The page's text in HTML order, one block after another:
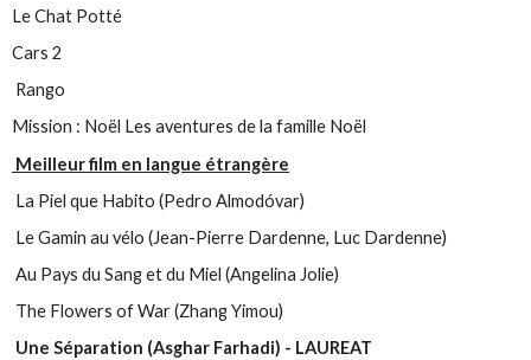
Le Chat Potté
Cars 2
Rango
Mission : Noël Les aventures de la famille Noël
Meilleur film en langue étrangère
La Piel que Habito (Pedro Almodóvar)
Le Gamin au vélo (Jean-Pierre Dardenne, Luc Dardenne)
Au Pays du Sang et du Miel (Angelina Jolie)
The Flowers of War (Zhang Yimou)
Une Séparation (Asghar Farhadi) - LAUREAT